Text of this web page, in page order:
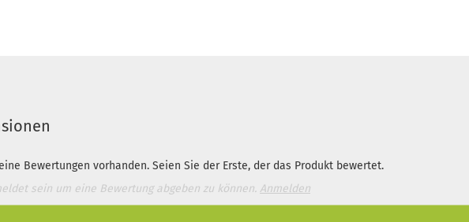
Bewertungen vorhanden. Seien Sie der Erste, der das Produkt bewertet.
sein um eine Bewertung abgeben zu können. Anmelden